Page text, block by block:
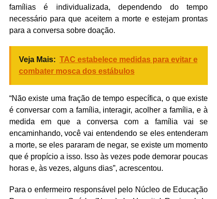
famílias é individualizada, dependendo do tempo
necessário para que aceitem a morte e estejam prontas
para a conversa sobre doação.
Veja Mais: TAC estabelece medidas para evitar e
combater mosca dos estábulos
“Não existe uma fração de tempo específica, o que existe
é conversar com a família, interagir, acolher a família, e à
medida em que a conversa com a família vai se
encaminhando, você vai entendendo se eles entenderam
a morte, se eles pararam de negar, se existe um momento
que é propício a isso. Isso às vezes pode demorar poucas
horas e, às vezes, alguns dias”, acrescentou.
Para o enfermeiro responsável pelo Núcleo de Educação